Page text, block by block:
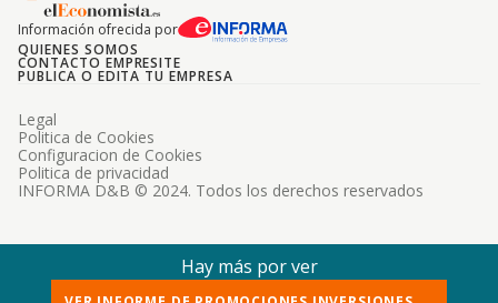
Información ofrecida por
QUIENES SOMOS
CONTACTO EMPRESITE
PUBLICA O EDITA TU EMPRESA
INFORMA D&B © 2024. Todos los derechos reservados
Legal
Politica de Cookies
Configuracion de Cookies
Politica de privacidad
Hay más por ver